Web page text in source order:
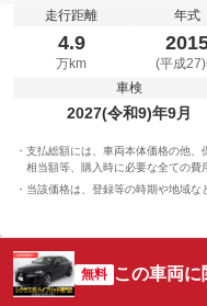
走行距離
4.9
万km
年式
(平成
車検
2027(令和9)年9月
支払総額には、車両本体価格の他
相当額等、購入時に必要な全ての費
当該価格は、登録等の時期や地域な
無料 この車両